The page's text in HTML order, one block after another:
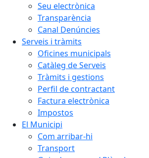
Seu electrònica
Transparència
Canal Denúncies
Serveis i tràmits
Oficines municipals
Catàleg de Serveis
Tràmits i gestions
Perfil de contractant
Factura electrònica
Impostos
El Municipi
Com arribar-hi
Transport